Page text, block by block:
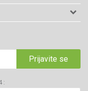
Prijavite se
: